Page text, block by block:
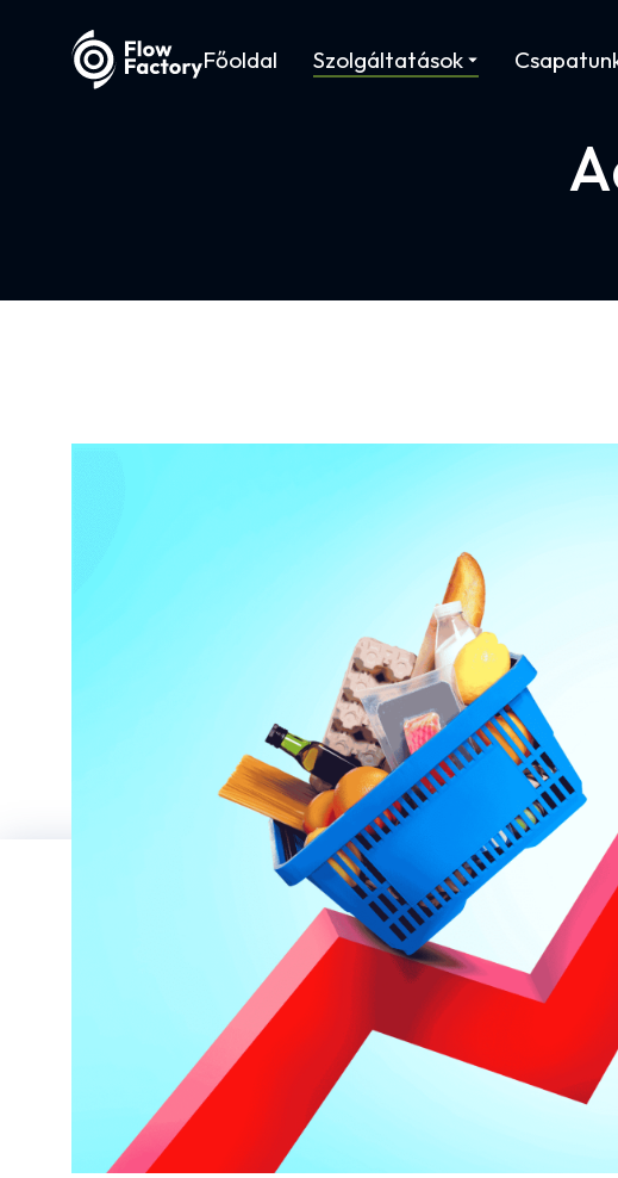
Főoldal Szolgáltatások
A négy termékcsoport
A termékek eladások alapján általában különféleképpen
Vannak termékeid, amik hasítanak, ők a SZTÁROK!
Vannak termékeid, amik mennek, de mehetnének
JAVÍTANDÓK!